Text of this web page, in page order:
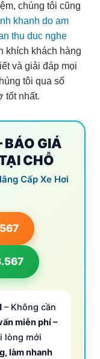
chúng tôi cũng
khanh do am
thu duc nghe
khích khách hàng
và giải đáp mọi
tôi qua số
tốt nhất.
BÁO GIÁ
CHỖ
Cấp Xe Hơi
– Không cần
miễn phí –
lòng mới
làm nhanh